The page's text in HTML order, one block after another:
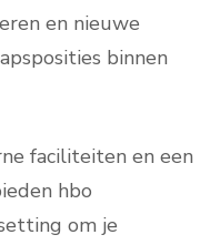
en nieuwe
binnen
faciliteiten en een
hbo
om je